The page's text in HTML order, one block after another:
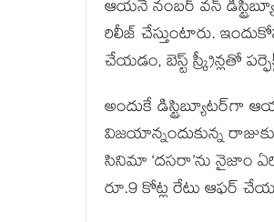
ఆయనే నంబర్ వన్
రిలీజ్ చేస్తుంటారు.
చేయడం, బెస్ట్ స్క్రీన్లతో
అందుకే డిస్ట్రిబ్యూటర్‌గా
విజయాన్నందుకున్న
సినిమా ‘దసరా’ను నైజాం
రూ.9 కోట్ల రేటు ఆఫర్